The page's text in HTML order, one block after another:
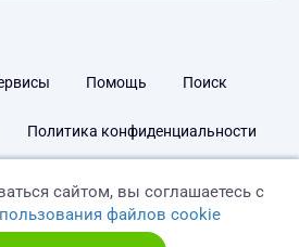
Помощь Поиск
Политика конфиденциальности
сайтом, вы соглашаетесь с
файлов cookie